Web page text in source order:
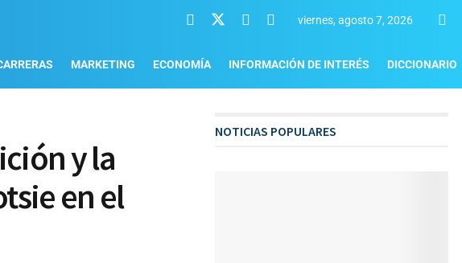
viernes, agosto 7, 2026
MARKETING ECONOMÍA INFORMACIÓN DE INTERÉS DICCIONARIO
y la
en el
NOTICIAS POPULARES